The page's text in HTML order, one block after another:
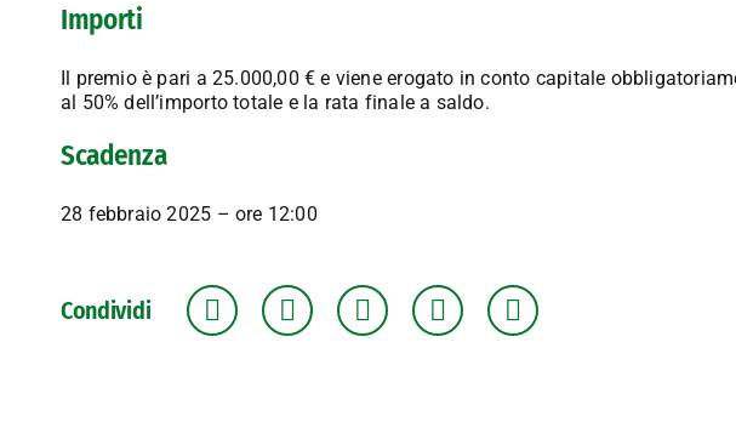
Importi
Il premio è pari a 25.000,00 € e viene erogato in conto capitale
al 50% dell’importo totale e la rata finale a saldo.
Scadenza
28 febbraio 2025 – ore 12:00
Condividi